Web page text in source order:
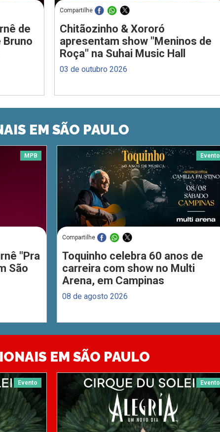
de
Bruno
Compartilhe
Chitãozinho & Xororó
apresentam show "Meninos de
Roça" na Suhai Music Hall
03 de outubro 2026
EM SÃO PAULO
MPB
"Pra
São
Evento
Compartilhe
Toquinho celebra 60 anos de
carreira com show no Multi
Arena, em Campinas
08 de agosto 2026
EM SÃO PAULO
Evento Evento